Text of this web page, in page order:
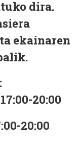
dira.
ekainaren
20:00
20:00